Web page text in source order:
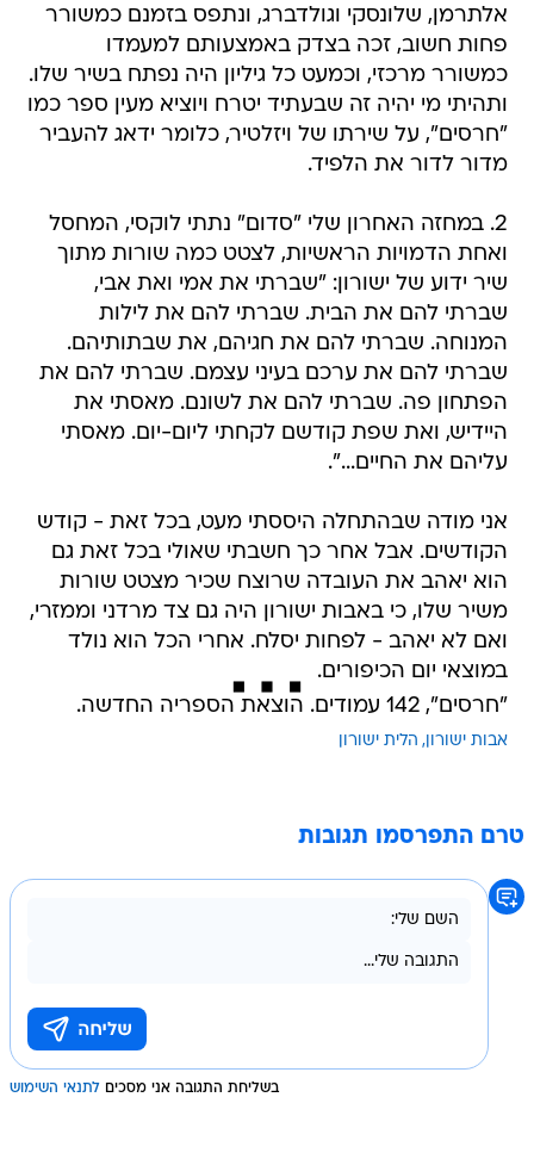
אלתרמן, שלונסקי וגולדברג, ונתפס בזמנם כמשורר
פחות חשוב, זכה בצדק באמצעותם למעמדו
כמשורר מרכזי, וכמעט כל גיליון היה נפתח בשיר שלו.
ותהיתי מי יהיה זה שבעתיד יטרח ויוציא מעין ספר כמו
"חרסים", על שירתו של ויזלטיר, כלומר ידאג להעביר
מדור לדור את הלפיד.
2. במחזה האחרון שלי "סדום" נתתי לוקסי, המחסל
ואחת הדמויות הראשיות, לצטט כמה שורות מתוך
שיר ידוע של ישורון: "שברתי את אמי ואת אבי,
שברתי להם את הבית. שברתי להם את לילות
המנוחה. שברתי להם את חגיהם, את שבתותיהם.
שברתי להם את ערכם בעיני עצמם. שברתי להם את
הפתחון פה. שברתי להם את לשונם. מאסתי את
היידיש, ואת שפת קודשם לקחתי ליום-יום. מאסתי
עליהם את החיים...".
אני מודה שבהתחלה היססתי מעט, בכל זאת - קודש
הקודשים. אבל אחר כך חשבתי שאולי בכל זאת גם
הוא יאהב את העובדה שרוצח שכיר מצטט שורות
משיר שלו, כי באבות ישורון היה גם צד מרדני וממזרי,
ואם לא יאהב - לפחות יסלח. אחרי הכל הוא נולד
במוצאי יום הכיפורים.
"חרסים", 142 עמודים. הוצאת הספריה החדשה.
אבות ישורון הלית ישורון
טרם התפרסמו תגובות
בשליחת התגובה אני מסכים לתנאי השימוש